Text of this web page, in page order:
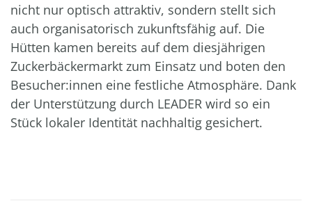
nicht nur optisch attraktiv, sondern stellt sich
auch organisatorisch zukunftsfähig auf. Die
Hütten kamen bereits auf dem diesjährigen
Zuckerbäckermarkt zum Einsatz und boten den
Besucher:innen eine festliche Atmosphäre. Dank
der Unterstützung durch LEADER wird so ein
Stück lokaler Identität nachhaltig gesichert.